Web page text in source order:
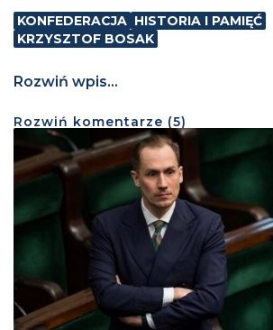
KONFEDERACJA HISTORIA I PAMIĘĆ
KRZYSZTOF BOSAK
Rozwiń wpis...
Rozwiń komentarze (5)